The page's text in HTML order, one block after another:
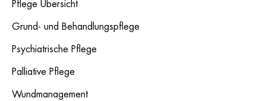
Pflege Übersicht
Grund- und Behandlungspflege
Psychiatrische Pflege
Palliative Pflege
Wundmanagement